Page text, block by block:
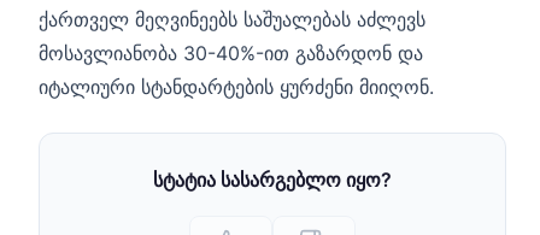
ქართველ მეღვინეებს საშუალებას აძლევს
მოსავლიანობა 30-40%-ით გაზარდონ და
იტალიური სტანდარტების ყურძენი მიიღონ.
სტატია სასარგებლო იყო?